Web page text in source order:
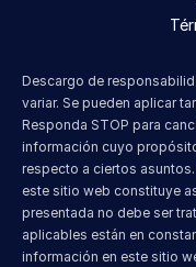
Descargo de
variar. Se pueden aplicar
Responda STOP para
información cuyo
respecto a ciertos
este sitio web constituye
presentada no debe ser
aplicables están en
información en este sitio